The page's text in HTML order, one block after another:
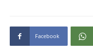
Facebook